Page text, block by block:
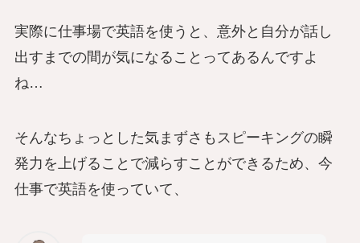
実際に仕事場で英語を使うと、意外と自分が話し
出すまでの間が気になることってあるんですよ
ね…
そんなちょっとした気まずさもスピーキングの瞬
発力を上げることで減らすことができるため、今
仕事で英語を使っていて、